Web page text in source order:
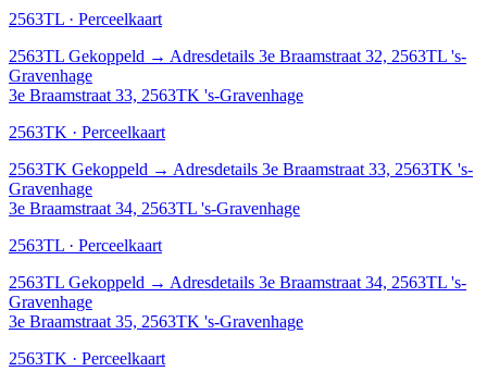
2563TL · Perceelkaart
2563TL Gekoppeld → Adresdetails 3e Braamstraat 32, 2563TL 's-
Gravenhage
3e Braamstraat 33, 2563TK 's-Gravenhage
2563TK · Perceelkaart
2563TK Gekoppeld → Adresdetails 3e Braamstraat 33, 2563TK 's-
Gravenhage
3e Braamstraat 34, 2563TL 's-Gravenhage
2563TL · Perceelkaart
2563TL Gekoppeld → Adresdetails 3e Braamstraat 34, 2563TL 's-
Gravenhage
3e Braamstraat 35, 2563TK 's-Gravenhage
2563TK · Perceelkaart